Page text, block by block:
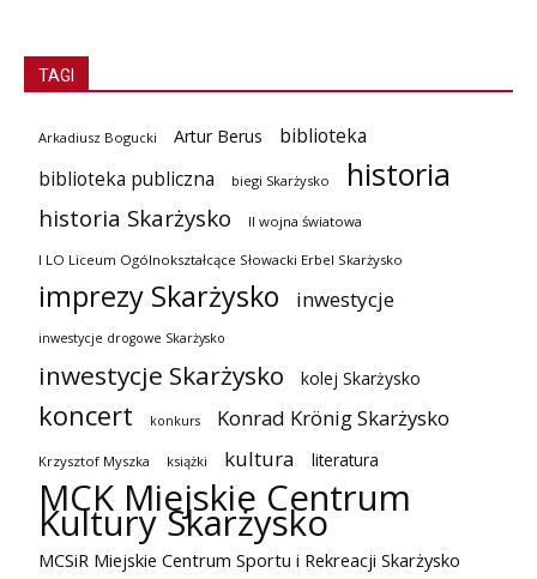
TAGI
Arkadiusz Bogucki Artur Berus
biblioteka
biblioteka publiczna
biegi Skarżysko historia
historia Skarżysko II wojna światowa
I LO Liceum Ogólnokształcące Słowacki Erbel Skarżysko
imprezy Skarżysko inwestycje
inwestycje drogowe Skarżysko
inwestycje Skarżysko kolej Skarżysko
koncert konkurs Konrad Krönig Skarżysko
Krzysztof Myszka książki kultura literatura
MCK Miejskie Centrum
Kultury Skarżysko
MCSiR Miejskie Centrum Sportu i Rekreacji Skarżysko